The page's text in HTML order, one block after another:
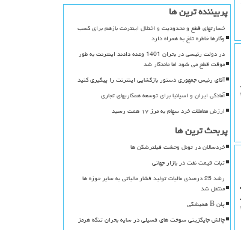
پربیننده ترین ها
خسارتهای قطع و محدودیت و اختلال اینترنت بازهم برای کسب
وکارها خاطره تلخ به همراه دارد
در دولت رئیسی در بحران 1401 وعده دادند اینترنت به طور
موقت قطع می شود اما ماندگار شد
آقای رئیس جمهوری دستور بازگشایی اینترنت را پیگیری کنید
آمادگی ایران و اسپانیا برای توسعه همکاریهای تجاری
ارزش معاملات خرد سهام به مرز ۱۷ همت رسید
پربحث ترین ها
خردسالان در تونل وحشت فیلترشکن ها
ثبات قیمت نفت در بازار جهانی
رشد 25 درصدی مالیات تولید فشار مالیاتی به سایر حوزه ها
منتقل شد
پلن B همیشگی
چالش جایگزینی سوخت های فسیلی در سایه بحران تنگه هرمز